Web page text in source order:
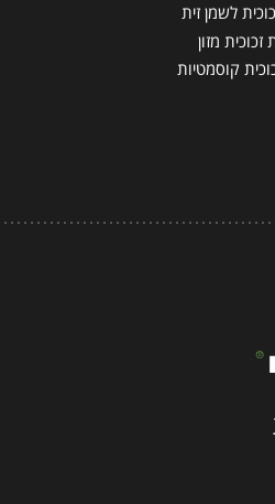
לשמן זית
זכוכית מזון
קוסמטיות